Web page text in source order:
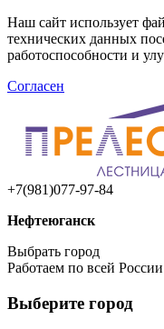
Наш сайт использует
технических данных
работоспособности и
Согласен
+7(981)077-97-84
Нефтеюганск
Выбрать город
Работаем по всей
Выберите город